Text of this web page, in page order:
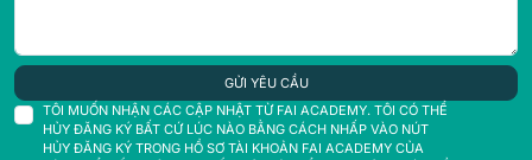
GỬI YÊU CẦU
TÔI MUỐN NHẬN CÁC CẬP NHẬT TỪ FAI ACADEMY. TÔI CÓ THỂ
HỦY ĐĂNG KÝ BẤT CỨ LÚC NÀO BẰNG CÁCH NHẤP VÀO NÚT
HỦY ĐĂNG KÝ TRONG HỒ SƠ TÀI KHOẢN FAI ACADEMY CỦA